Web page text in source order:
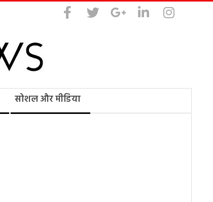
सोशल और मीडिया